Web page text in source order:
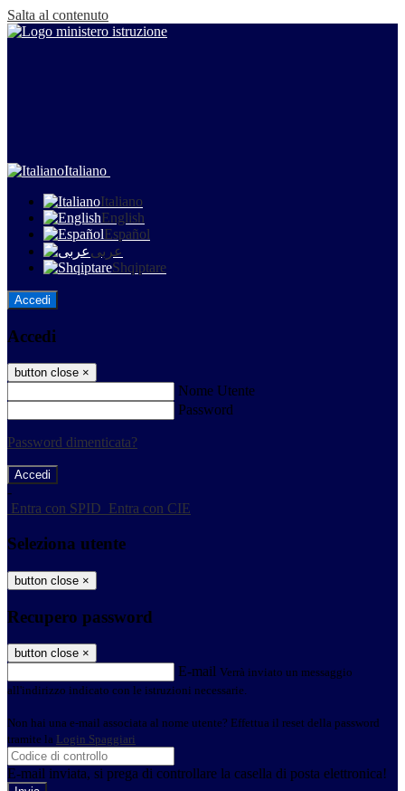
Salta al contenuto
Italiano
Italiano
English
Español
عربى
Shqiptare
Accedi
Accedi
button close ×
Nome Utente
Password
Password dimenticata?
-
Entra con SPID Entra con CIE
Seleziona utente
button close ×
Recupero password
button close ×
E-mail Verrà inviato un messaggio
all'indirizzo indicato con le istruzioni necessarie.
Non hai una e-mail associata al nome utente? Effettua il reset della password
tramite la Login Spaggiari
E-mail inviata, si prega di controllare la casella di posta elettronica!